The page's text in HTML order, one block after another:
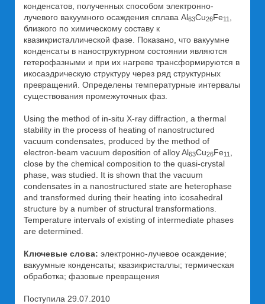
конденсатов, полученных способом электронно-
лучевого вакуумного осаждения сплава Al63Cu26Fe11
близкого по химическому составу к
квазикристаллической фазе. Показано, что вакуумне
конденсаты в наноструктурном состоянии являются
гетерофазными и при их нагреве трансформируются в
икосаэдрическую структуру через ряд структурных
превращений. Определены температурные интервалы
существования промежуточных фаз.
Using the method of in-situ X-ray diffraction, a thermal
stability in the process of heating of nanostructured
vacuum condensates, produced by the method of
electron-beam vacuum deposition of alloy Al63Cu26Fe11
close by the chemical composition to the quasi-crystal
phase, was studied. It is shown that the vacuum
condensates in a nanostructured state are heterophase
and transformed during their heating into icosahedral
structure by a number of structural transformations.
Temperature intervals of existing of intermediate phases
are determined.
Ключевые слова: электронно-лучевое осаждение;
вакуумные конденсаты; квазикристаллы; термическая
обработка; фазовые превращения
Поступила 29.07.2010